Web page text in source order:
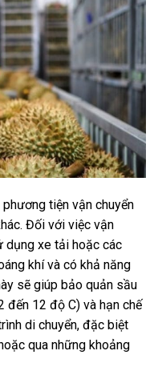
tiện vận chuyển
Đối với việc vận
dụng xe tải hoặc các
khí và có khả năng
sẽ giúp bảo quản sầu
đến 12 độ C) và hạn chế
di chuyển, đặc biệt
qua những khoảng